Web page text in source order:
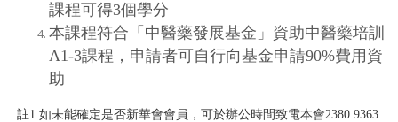
課程可得3個學分
本課程符合「中醫藥發展基金」資助中醫藥培訓
A1-3課程，申請者可自行向基金申請90%費用資
助
註1 如未能確定是否新華會會員，可於辦公時間致電本會2380 9363